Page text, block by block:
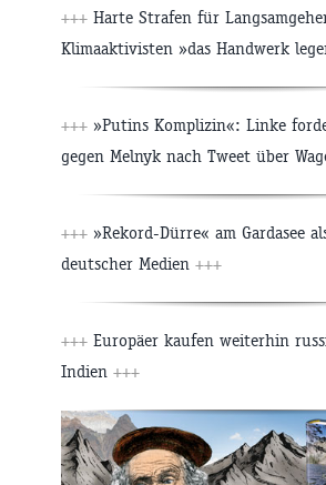
+++ Harte Strafen für
Klimaaktivisten »das Handwerk
+++ »Putins Komplizin«: Linke
gegen Melnyk nach Tweet über
+++ »Rekord-Dürre« am Gardasee
deutscher Medien +++
+++ Europäer kaufen weiterhin
Indien +++